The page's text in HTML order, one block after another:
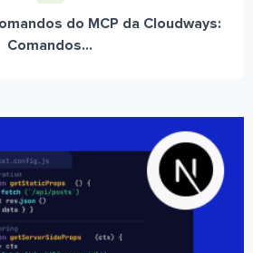
do MCP da Cloudways:
Comandos...